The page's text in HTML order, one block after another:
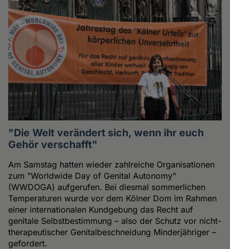
"Die Welt verändert sich, wenn ihr euch
Gehör verschafft"
Am Samstag hatten wieder zahlreiche Organisationen
zum "Worldwide Day of Genital Autonomy"
(WWDOGA) aufgerufen. Bei diesmal sommerlichen
Temperaturen wurde vor dem Kölner Dom im Rahmen
einer internationalen Kundgebung das Recht auf
genitale Selbstbestimmung – also der Schutz vor nicht-
therapeutischer Genitalbeschneidung Minderjähriger –
gefordert.